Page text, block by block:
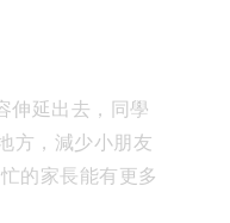
伸延出去，同學
方，減少小朋友
的家長能有更多